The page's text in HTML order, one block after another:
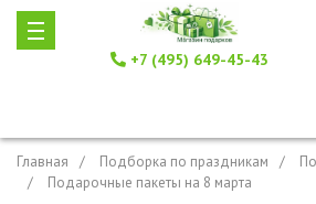
+7 (495) 649-45-43
Главная Подборка по праздникам
Подарочные пакеты на 8 марта